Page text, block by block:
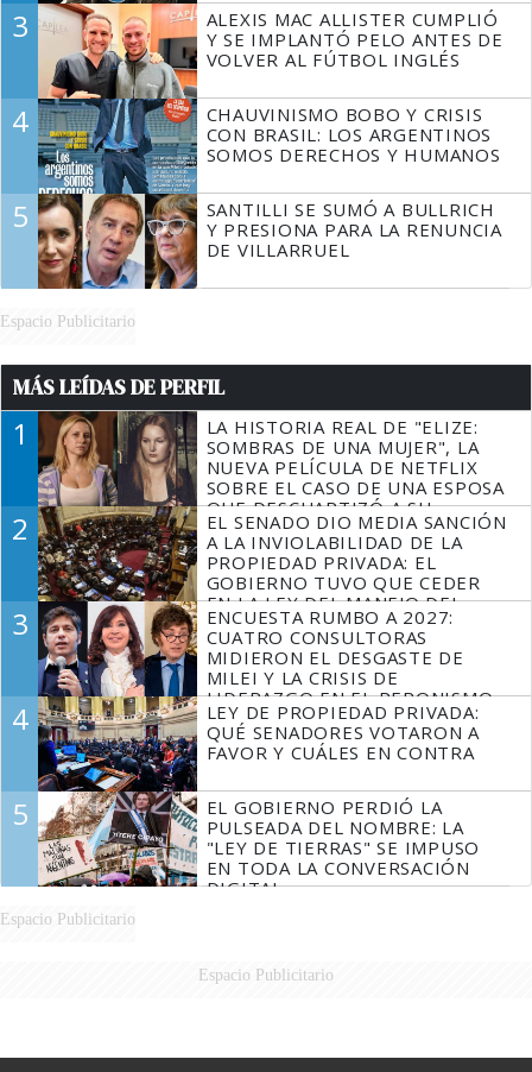
3
ALEXIS MAC ALLISTER CUMPLIÓ
Y SE IMPLANTÓ PELO ANTES DE
VOLVER AL FÚTBOL INGLÉS
4
CHAUVINISMO BOBO Y CRISIS
CON BRASIL: LOS ARGENTINOS
SOMOS DERECHOS Y HUMANOS
5
SANTILLI SE SUMÓ A BULLRICH
Y PRESIONA PARA LA RENUNCIA
DE VILLARRUEL
Espacio Publicitario
MÁS LEÍDAS DE PERFIL
1
LA HISTORIA REAL DE "ELIZE:
SOMBRAS DE UNA MUJER", LA
NUEVA PELÍCULA DE NETFLIX
SOBRE EL CASO DE UNA ESPOSA
QUE DESCUARTIZÓ A SU
MARIDO
2
EL SENADO DIO MEDIA SANCIÓN
A LA INVIOLABILIDAD DE LA
PROPIEDAD PRIVADA: EL
GOBIERNO TUVO QUE CEDER
EN LA LEY DEL MANEJO DEL
FUEGO
3
ENCUESTA RUMBO A 2027:
CUATRO CONSULTORAS
MIDIERON EL DESGASTE DE
MILEI Y LA CRISIS DE
LIDERAZGO EN EL PERONISMO
4
LEY DE PROPIEDAD PRIVADA:
QUÉ SENADORES VOTARON A
FAVOR Y CUÁLES EN CONTRA
5
EL GOBIERNO PERDIÓ LA
PULSEADA DEL NOMBRE: LA
"LEY DE TIERRAS" SE IMPUSO
EN TODA LA CONVERSACIÓN
DIGITAL
Espacio Publicitario
Espacio Publicitario